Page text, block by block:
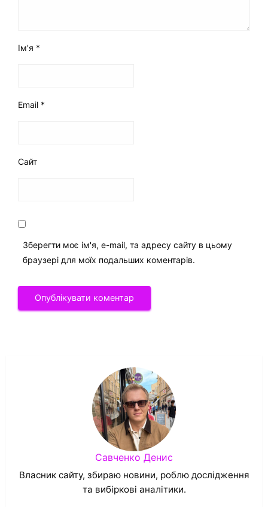
Ім'я *
Email *
Сайт
Зберегти моє ім'я, e-mail, та адресу сайту в цьому
браузері для моїх подальших коментарів.
Савченко Денис
Власник сайту, збираю новини, роблю дослідження
та вибіркові аналітики.